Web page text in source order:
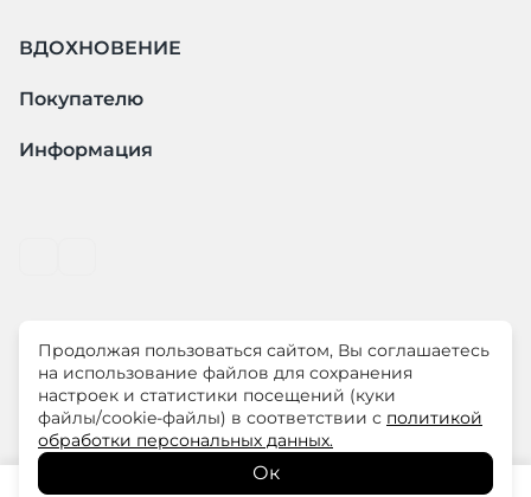
ВДОХНОВЕНИЕ
Покупателю
Информация
© ООО "ЛиМ Холдинг" 2026
ELISA.AND.ME – элегантная премиум одежда для
современных женщин
Продолжая пользоваться сайтом, Вы соглашаетесь
на использование файлов для сохранения
настроек и статистики посещений (куки
файлы/cookie-файлы) в соответствии с политикой
обработки персональных данных.
Ок